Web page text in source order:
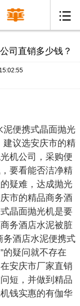

司直销多少钱？
泥便携式晶面抛光
建议选安庆市的精
机公司，采购便
要看能否洁净精
疑难，达成抛光
市的精品商务酒
晶面抛光机是要
务酒店水泥被脏
务酒店水泥便携式
的疑问就不存在
安庆市厂家直销
短，并做到精品
钱实惠的有伽华